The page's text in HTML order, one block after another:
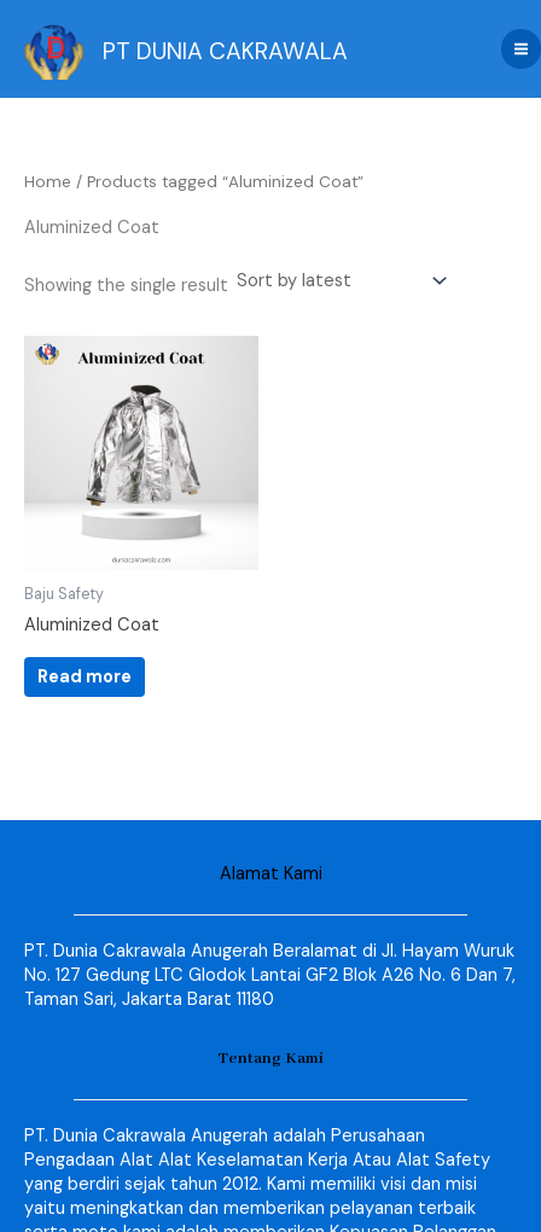
content
PT DUNIA CAKRAWALA
Home / Products tagged “Aluminized Coat”
Aluminized Coat
Showing the single result
Baju Safety
Aluminized Coat
Read more
Alamat Kami
PT. Dunia Cakrawala Anugerah Beralamat di Jl. Hayam Wuruk
No. 127 Gedung LTC Glodok Lantai GF2 Blok A26 No. 6 Dan 7,
Taman Sari, Jakarta Barat 11180
Tentang Kami
PT. Dunia Cakrawala Anugerah adalah Perusahaan
Pengadaan Alat Alat Keselamatan Kerja Atau Alat Safety
yang berdiri sejak tahun 2012. Kami memiliki visi dan misi
yaitu meningkatkan dan memberikan pelayanan terbaik